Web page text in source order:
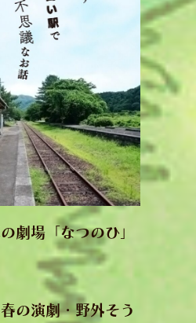
劇場「なつのひ」
の演劇・野外そう